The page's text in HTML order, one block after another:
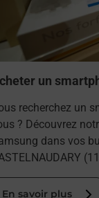
un
recherchez un
? Découvrez
dans vos
En savoir plus